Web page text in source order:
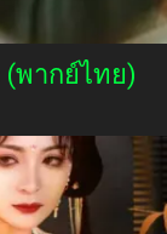
(พากย์ไทย)